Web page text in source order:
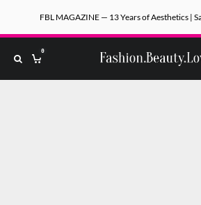
FBL MAGAZINE — 13 Years of Aesthetics |
0